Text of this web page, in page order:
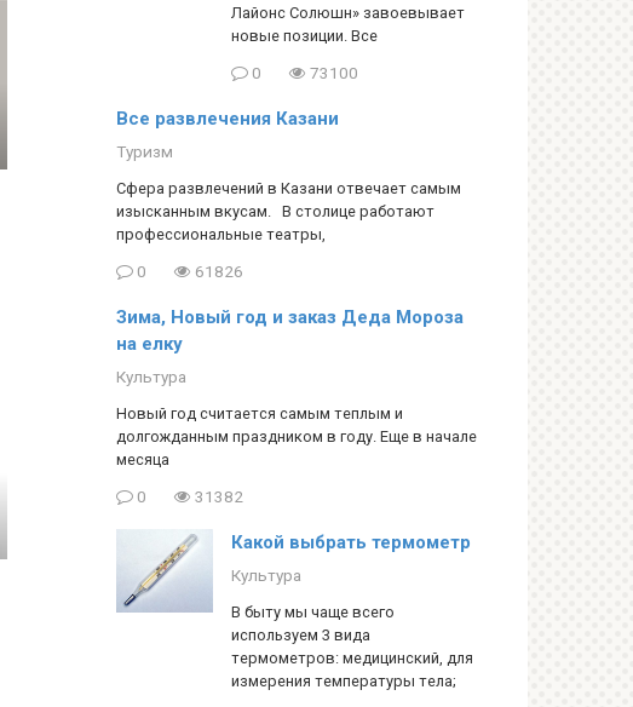
Лайонс Солюшн» завоевывает
новые позиции. Все
0 73100
Все развлечения Казани
Туризм
Сфера развлечений в Казани отвечает самым
изысканным вкусам. В столице работают
профессиональные театры,
0 61826
Зима, Новый год и заказ Деда Мороза
на елку
Культура
Новый год считается самым теплым и
долгожданным праздником в году. Еще в начале
месяца
0 31382
Какой выбрать термометр
Культура
В быту мы чаще всего
используем 3 вида
термометров: медицинский, для
измерения температуры тела;